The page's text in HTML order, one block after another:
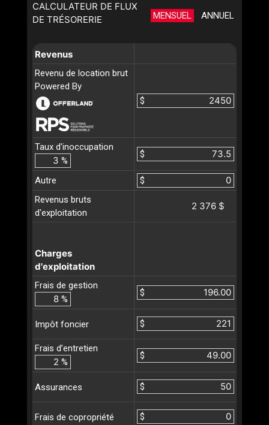
CALCULATEUR DE FLUX
DE TRÉSORERIE
MENSUEL ANNUEL
Revenus
Revenu de location brut
Powered By
$
Taux d'inoccupation
%
$
Autre
$
Revenus bruts
d'exploitation
2 376 $
Charges
d'exploitation
Frais de gestion
%
$
Impôt foncier $
Frais d’entretien
%
$
Assurances $
Frais de copropriété $